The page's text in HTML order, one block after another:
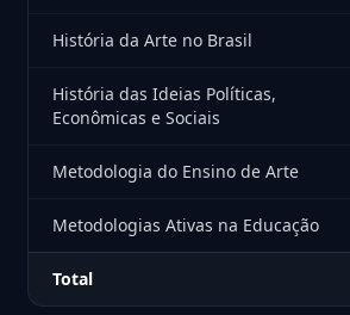
História da Arte no Brasil
História das Ideias Políticas,
Econômicas e Sociais
Metodologia do Ensino de Arte
Metodologias Ativas na Educação
Total